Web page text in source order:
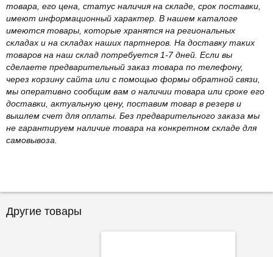
товара, его цена, статус наличия на складе, срок поставки,
имеют информационный характер. В нашем каталоге
имеются товары, которые хранятся на региональных
складах и на складах наших партнеров. На доставку таких
товаров на наш склад потребуется 1-7 дней. Если вы
сделаете предварительный заказ товара по телефону,
через корзину сайта или с помощью формы обратной связи,
мы оперативно сообщим вам о наличии товара или сроке его
доставки, актуальную цену, поставим товар в резерв и
вышлем счет для оплаты. Без предварительного заказа мы
не гарантируем наличие товара на конкретном складе для
самовывоза.
Другие товары